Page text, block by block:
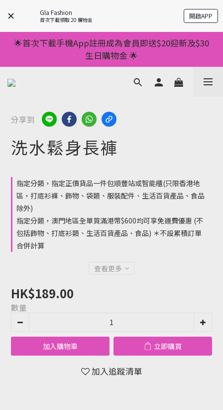
Gla Fashion
首次下載領取 20 購物金 開啟APP
💥正價服裝滿減優惠💥 ✅一件起包順豐 ✅第二件起減
$20 ✅第三件減$40    如此類推⬆不設上限
💥正價服裝滿減優惠💥 ✅一件起包順豐 ✅第二件起減
$20 ✅第三件減$40    如此類推⬆不設上限
🌟首次下載手機App註冊成為會員即送$20迎新及$30
生日購物金 🌟
🌟手機App消費儲積分當購物金用🌟消費1元有1分 🌟
累積滿100分可當1元使用🌟
💥正價服裝滿減優惠💥 ✅一件起包順豐 ✅第二件起減
$20 ✅第三件減$40    如此類推⬆不設上限
分享到
洗水鬆身長褲
指定分類，指定正價貨品一件包順豐站或智能櫃(只限香港地
區，打底衫褲、飾物、袋類、服裝配件、生活百貨產品、食品
除外)
指定分類，澳門地區全單買滿港幣$600均可享免運費優惠 (不
包括飾物、打底衫類、生活百貨產品、食品) ＊不設累積訂單
合併計算
查看更多
HK$189.00
數量
加入購物車 立即購買
加入追蹤清單